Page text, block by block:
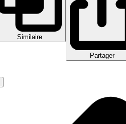
Similaire
Partager